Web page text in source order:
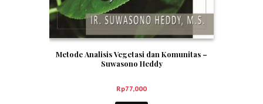
Metode Analisis Vegetasi dan Komunitas –
Suwasono Heddy
Rp77,000